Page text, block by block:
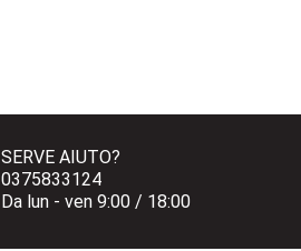
SERVE AIUTO?
0375833124
Da lun - ven 9:00 / 18:00